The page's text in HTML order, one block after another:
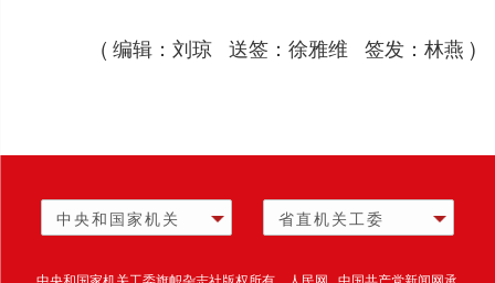
( 编辑：刘琼 送签：徐雅维 签发：林燕 )
中央和国家机关 省直机关工委
中央和国家机关工委旗帜杂志社版权所有 人民网 中国共产党新闻网承